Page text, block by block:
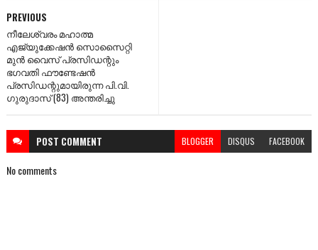
PREVIOUS
നീലേശ്വരം മഹാത്മ
എജ്യുക്കേഷൻ സൊസൈറ്റി
മുൻ വൈസ് പ്രസിഡന്റും
ഭഗവതി ഫൗണ്ടേഷൻ
പ്രസിഡന്റുമായിരുന്ന പി.വി.
ഗുരുദാസ് (83) അന്തരിച്ചു
POST COMMENT BLOGGER DISQUS FACEBOOK
No comments